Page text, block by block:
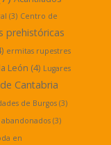
(3) Centro de
prehistóricas
ermitas rupestres
León (4) Lugares
Cantabria
de Burgos (3)
(3)
en